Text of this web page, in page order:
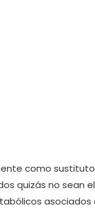
como
quizás no sean